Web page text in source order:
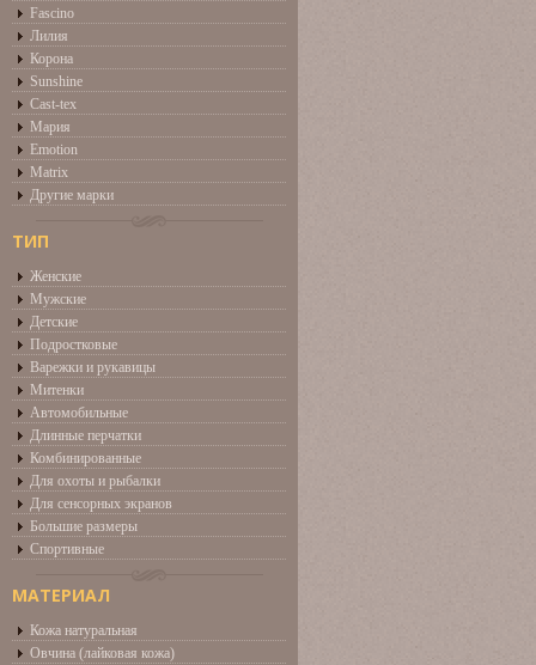
Fascino
Лилия
Корона
Sunshine
Cast-tex
Мария
Emotion
Matrix
Другие марки
ТИП
Женские
Мужские
Детские
Подростковые
Варежки и рукавицы
Митенки
Автомобильные
Длинные перчатки
Комбинированные
Для охоты и рыбалки
Для сенсорных экранов
Большие размеры
Спортивные
МАТЕРИАЛ
Кожа натуральная
Овчина (лайковая кожа)